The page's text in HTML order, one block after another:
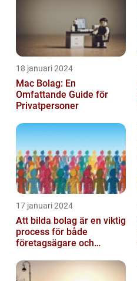
18 januari 2024
Mac Bolag: En
Omfattande Guide för
Privatpersoner
17 januari 2024
Att bilda bolag är en viktig
process för både
företagsägare och
etablera en ...